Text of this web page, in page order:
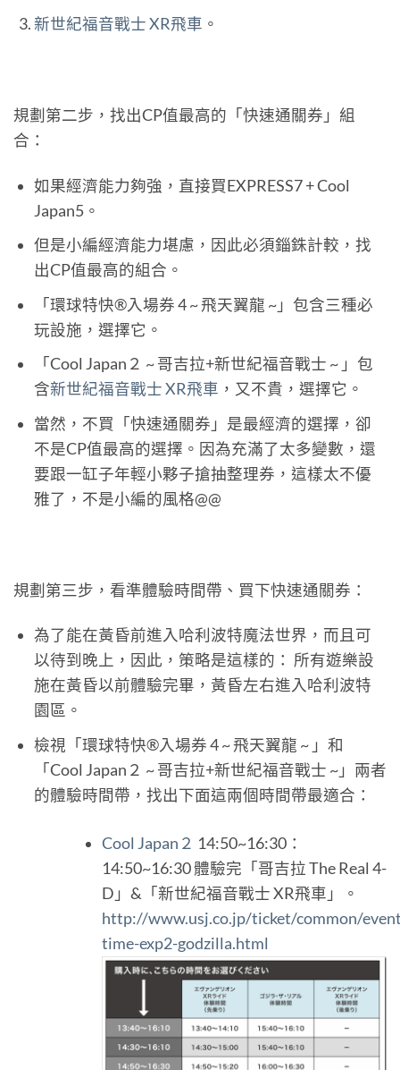
新世紀福音戰士 XR飛車 。
規劃第二步，找出CP值最高的「快速通關券」組
合：
如果經濟能力夠強，直接買EXPRESS7 + Cool
Japan5。
但是小編經濟能力堪慮，因此必須錙銖計較，找
出CP值最高的組合。
「環球特快®入場券 4 ~ 飛天翼龍 ~」包含三種必
玩設施，選擇它。
「Cool Japan２ ~ 哥吉拉+新世紀福音戰士 ~ 」包
含新世紀福音戰士 XR飛車 ，又不貴，選擇它。
當然，不買「快速通關券」是最經濟的選擇，卻
不是CP值最高的選擇。因為充滿了太多變數，還
要跟一缸子年輕小夥子搶抽整理券，這樣太不優
雅了，不是小編的風格@@
規劃第三步，看準體驗時間帶、買下快速通關券：
為了能在黃昏前進入哈利波特魔法世界，而且可
以待到晚上，因此，策略是這樣的： 所有遊樂設
施在黃昏以前體驗完畢，黃昏左右進入哈利波特
園區。
檢視「環球特快®入場券 4 ~ 飛天翼龍 ~ 」和
「Cool Japan２ ~ 哥吉拉+新世紀福音戰士 ~」兩者
的體驗時間帶，找出下面這兩個時間帶最適合：
Cool Japan２ 14:50~16:30：
14:50~16:30 體驗完「哥吉拉 The Real 4-
D」&「新世紀福音戰士 XR飛車」。
http://www.usj.co.jp/ticket/common/
time-exp2-godzilla.html